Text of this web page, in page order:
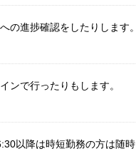
の進捗確認をしたりします。
ンで行ったりもします。
以降は時短勤務の方は随時